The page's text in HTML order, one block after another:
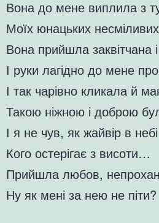
Вона до мене виплила з
Моїх юнацьких
Вона прийшла заквітчана
І руки лагідно до мене
І так чарівно кликала й
Такою ніжною і доброю
І я не чув, як жайвір в
Кого остерігає з висоти…
Прийшла любов,
Ну як мені за нею не піти?